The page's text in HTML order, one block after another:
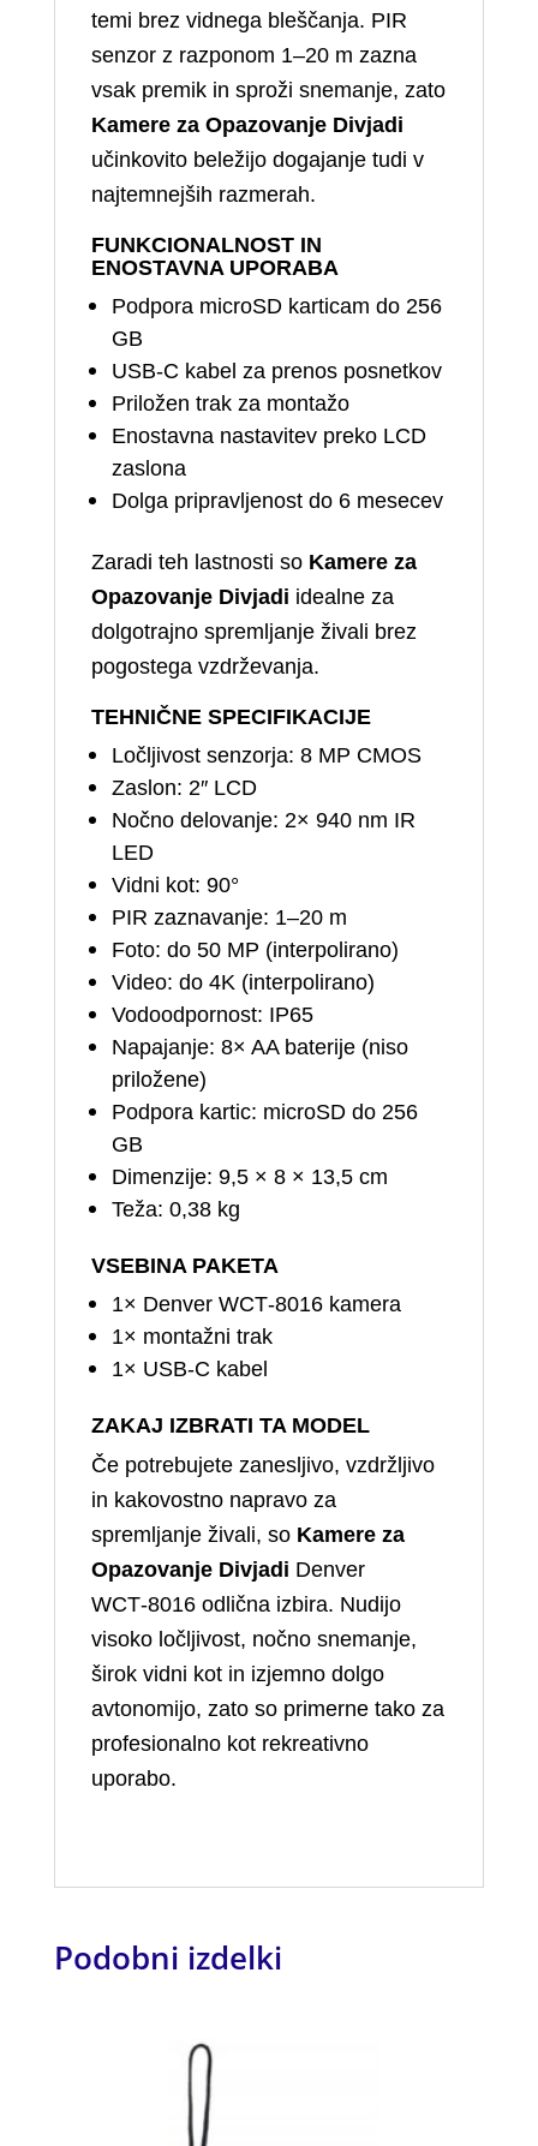
temi brez vidnega bleščanja. PIR
senzor z razponom 1–20 m zazna
vsak premik in sproži snemanje, zato
Kamere za Opazovanje Divjadi
učinkovito beležijo dogajanje tudi v
najtemnejših razmerah.
FUNKCIONALNOST IN
ENOSTAVNA UPORABA
Podpora microSD karticam do 256
GB
USB‑C kabel za prenos posnetkov
Priložen trak za montažo
Enostavna nastavitev preko LCD
zaslona
Dolga pripravljenost do 6 mesecev
Zaradi teh lastnosti so Kamere za
Opazovanje Divjadi idealne za
dolgotrajno spremljanje živali brez
pogostega vzdrževanja.
TEHNIČNE SPECIFIKACIJE
Ločljivost senzorja: 8 MP CMOS
Zaslon: 2″ LCD
Nočno delovanje: 2× 940 nm IR
LED
Vidni kot: 90°
PIR zaznavanje: 1–20 m
Foto: do 50 MP (interpolirano)
Video: do 4K (interpolirano)
Vodoodpornost: IP65
Napajanje: 8× AA baterije (niso
priložene)
Podpora kartic: microSD do 256
GB
Dimenzije: 9,5 × 8 × 13,5 cm
Teža: 0,38 kg
VSEBINA PAKETA
1× Denver WCT‑8016 kamera
1× montažni trak
1× USB‑C kabel
ZAKAJ IZBRATI TA MODEL
Če potrebujete zanesljivo, vzdržljivo
in kakovostno napravo za
spremljanje živali, so Kamere za
Opazovanje Divjadi Denver
WCT‑8016 odlična izbira. Nudijo
visoko ločljivost, nočno snemanje,
širok vidni kot in izjemno dolgo
avtonomijo, zato so primerne tako za
profesionalno kot rekreativno
uporabo.
Podobni izdelki